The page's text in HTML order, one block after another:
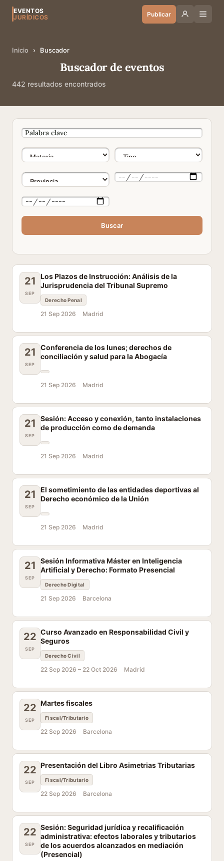
EVENTOS
JURÍDICOS
Publicar
Inicio › Buscador
Buscador de eventos
442 resultados encontrados
Buscar
21
SEP
Los Plazos de Instrucción: Análisis de la
Jurisprudencia del Tribunal Supremo
Derecho Penal
21 Sep 2026 Madrid
21
SEP
Conferencia de los lunes; derechos de
conciliación y salud para la Abogacía
21 Sep 2026 Madrid
21
SEP
Sesión: Acceso y conexión, tanto instalaciones
de producción como de demanda
21 Sep 2026 Madrid
21
SEP
El sometimiento de las entidades deportivas al
Derecho económico de la Unión
21 Sep 2026 Madrid
21
SEP
Sesión Informativa Máster en Inteligencia
Artificial y Derecho: Formato Presencial
Derecho Digital
21 Sep 2026 Barcelona
22
SEP
Curso Avanzado en Responsabilidad Civil y
Seguros
Derecho Civil
22 Sep 2026 – 22 Oct 2026 Madrid
22
SEP
Martes fiscales
Fiscal/Tributario
22 Sep 2026 Barcelona
22
SEP
Presentación del Libro Asimetrias Tributarias
Fiscal/Tributario
22 Sep 2026 Barcelona
22
SEP
Sesión: Seguridad jurídica y recalificación
administrativa: efectos laborales y tributarios
de los acuerdos alcanzados en mediación
(Presencial)